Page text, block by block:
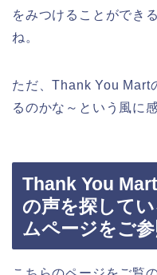
をみつけることができ
ね。
ただ、Thank You Mart
るのかな～という風に
Thank You
の声を探して
ムページをご